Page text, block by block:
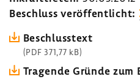
Beschluss veröf­fent­licht:
Beschluss­text
(PDF 371,77 kB)
Tragende Gründe zum